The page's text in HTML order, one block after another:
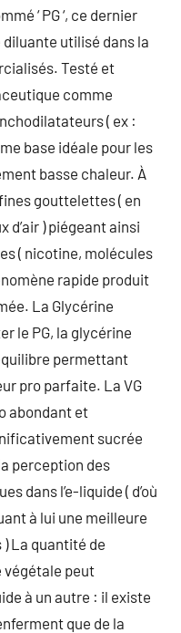
‘ PG ‘, ce dernier
utilisé dans la
Testé et
comme
( ex :
base idéale pour les
basse chaleur. À
gouttelettes ( en
d’air ) piégeant ainsi
( nicotine, molécules
rapide produit
La Glycérine
le PG, la glycérine
permettant
pro parfaite. La VG
abondant et
sucrée
perception des
dans l’e-liquide ( d’où
à lui une meilleure
La quantité de
végétale peut
à un autre : il existe
que de la